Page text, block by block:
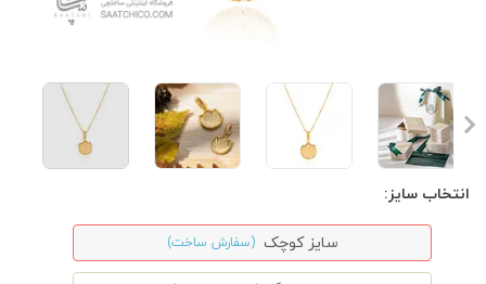
انتخاب سایز:
سایز کوچک (سفارش ساخت)